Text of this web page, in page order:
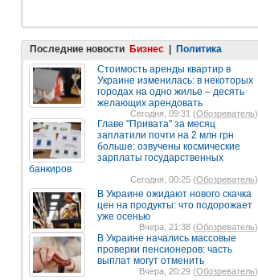
Последние новости Бизнес
Политика
Стоимость аренды квартир в
Украине изменилась: в некоторых
городах на одно жилье – десять
желающих арендовать
Сегодня, 09:31 (Обозреватель)
Главе "Привата" за месяц
заплатили почти на 2 млн грн
больше: озвучены космические
зарплаты государственных
банкиров
Сегодня, 00:25 (Обозреватель)
В Украине ожидают нового скачка
цен на продукты: что подорожает
уже осенью
Вчера, 21:38 (Обозреватель)
В Украине начались массовые
проверки пенсионеров: часть
выплат могут отменить
Вчера, 20:29 (Обозреватель)